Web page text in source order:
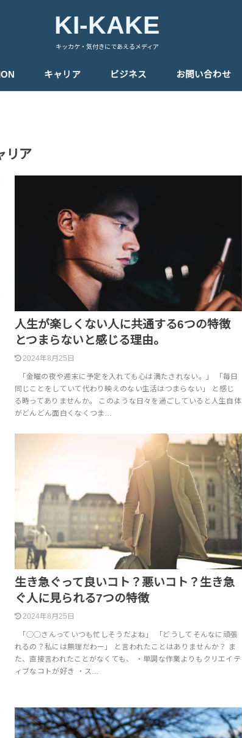
KI-KAKE
キッカケ・気付きにであえるメディア
キャリア ビジネス お問い合わせ
リア
人生が楽しくない人に共通する6つの特徴
とつまらないと感じる理由。
2024年8月25日
「金曜の夜や週末に予定を入れても心は満たされない。」 「毎日
同じことをしていて代わり映えのない生活はつまらない」 と感じ
る時ってありませんか。 このような日々を過ごしていると人生自体
がどんどん面白くなくつま…
生き急ぐって良いコト？悪いコト？生き急
ぐ人に見られる7つの特徴
2024年8月25日
「◯◯さんっていつも忙しそうだよね」 「どうしてそんなに頑張
れるの？私には無理だわー」 と言われたことはありませんか？ ま
た、直接言われたことがなくても、 ・単調な作業よりもクリエイテ
ィブなコトが好き ・ス…